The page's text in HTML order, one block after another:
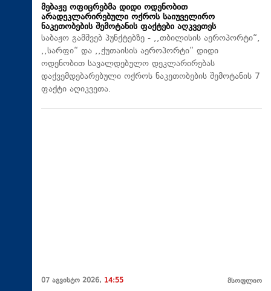
მებაჟე ოფიცრებმა დიდი ოდენობით
არადეკლარირებული ოქროს საიუველირო
ნაკეთობების შემოტანის ფაქტები აღკვეთეს
საბაჟო გამშვებ პუნქტებზე - ,,თბილისის აეროპორტი“,
,,სარფი“ და ,,ქუთაისის აეროპორტი“ დიდი
ოდენობით სავალდებულო დეკლარირებას
დაქვემდებარებული ოქროს ნაკეთობების შემოტანის 7
ფაქტი აღიკვეთა.
07 აგვისტო 2026, 14:55 მსოფლიო